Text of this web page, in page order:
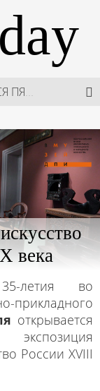
В МОСКВЕ СОСТОЯЛСЯ ПЯТЫЙ СЕЗОН НЕДЕЛИ ВЫСОКОЙ МОДЫ РОССИИ
ШКОЛА ШЕФА: КУХНЯ НОВОГО ВРЕМЕНИ 2026
века
летия во
прикладного
открывается
России XVIII